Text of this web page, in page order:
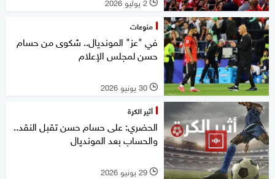
l
منوعات
في "عز" المونديال.. شكوى من حسام
حسن لمجلس الإعلام
l 30 يونيو 2026
أثير الكرة
الحضري: على حسام حسن تقبل النقد..
والحساب بعد المونديال
l 29 يونيو 2026